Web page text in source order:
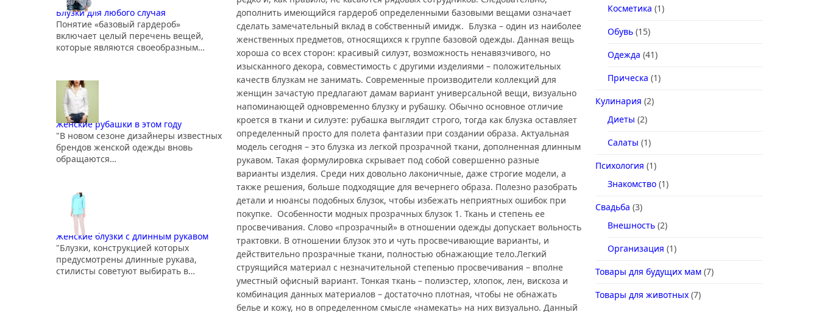
дополнить имеющийся гардероб определенными базовыми вещами означает
сделать замечательный вклад в собственный имидж. Блузка – один из наиболее
женственных предметов, относящихся к группе базовой одежды. Данная вещь
хороша со всех сторон: красивый силуэт, возможность ненавязчивого, но
изысканного декора, совместимость с другими изделиями – положительных
качеств блузкам не занимать. Современные производители коллекций для
женщин зачастую предлагают дамам вариант универсальной вещи, визуально
напоминающей одновременно блузку и рубашку. Обычно основное отличие
кроется в ткани и силуэте: рубашка выглядит строго, тогда как блузка оставляет
определенный просто для полета фантазии при создании образа. Актуальная
модель сегодня – это блузка из легкой прозрачной ткани, дополненная длинным
рукавом. Такая формулировка скрывает под собой совершенно разные
варианты изделия. Среди них довольно лаконичные, даже строгие модели, а
также решения, больше подходящие для вечернего образа. Полезно разобрать
детали и нюансы подобных блузок, чтобы избежать неприятных ошибок при
покупке. Особенности модных прозрачных блузок 1. Ткань и степень ее
просвечивания. Слово «прозрачный» в отношении одежды допускает вольность
трактовки. В отношении блузок это и чуть просвечивающие варианты, и
действительно прозрачные ткани, полностью обнажающие тело.Легкий
струящийся материал с незначительной степенью просвечивания – вполне
уместный офисный вариант. Тонкая ткань – полиэстер, хлопок, лен, вискоза и
комбинация данных материалов – достаточно плотная, чтобы не обнажать
белье и кожу, но в определенном смысле «намекать» на них визуально. Данный
Блузки для любого случая
Понятие «базовый гардероб»
включает целый перечень вещей,
которые являются своеобразным…
Женские рубашки в этом году
"В новом сезоне дизайнеры известных
брендов женской одежды вновь
обращаются…
Женские блузки с длинным рукавом
"Блузки, конструкцией которых
предусмотрены длинные рукава,
стилисты советуют выбирать в…
Косметика (1)
Обувь (15)
Одежда (41)
Прическа (1)
Кулинария (2)
Диеты (2)
Салаты (1)
Психология (1)
Знакомство (1)
Свадьба (3)
Внешность (2)
Организация (1)
Товары для будущих мам (7)
Товары для животных (7)